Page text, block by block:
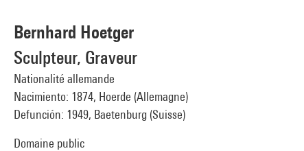
Bernhard Hoetger
Sculpteur, Graveur
Nationalité allemande
Nacimiento: 1874, Hoerde (Allemagne)
Defunción: 1949, Baetenburg (Suisse)
Domaine public